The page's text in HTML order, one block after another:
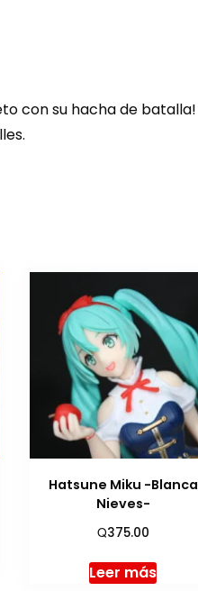
con su hacha de batalla!
Hatsune Miku -Blanca
Nieves-
Q375.00
Leer más